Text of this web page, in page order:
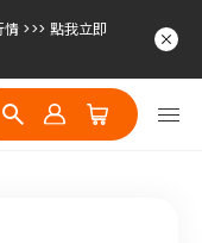
>>> 點我立即
>>> 點我立即